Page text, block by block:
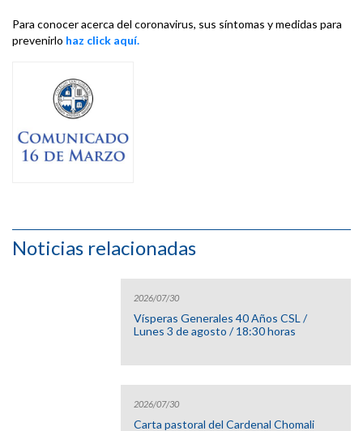
Para conocer acerca del coronavirus, sus síntomas y medidas para
prevenirlo haz click aquí.
Noticias relacionadas
2026/07/30
Vísperas Generales 40 Años CSL /
Lunes 3 de agosto / 18:30 horas
2026/07/30
Carta pastoral del Cardenal Chomali